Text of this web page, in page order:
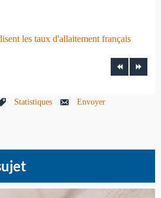
les taux d'allaitement français
Statistiques Envoyer